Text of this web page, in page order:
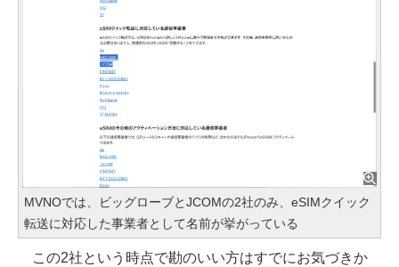
MVNOでは、ビッグローブとJCOMの2社のみ、eSIMクイック
転送に対応した事業者として名前が挙がっている
この2社という時点で勘のいい方はすでにお気づきか